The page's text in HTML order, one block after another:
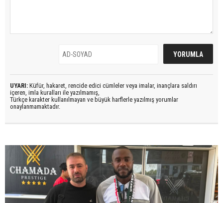
UYARI: Küfür, hakaret, rencide edici cümleler veya imalar, inançlara saldırı
içeren, imla kuralları ile yazılmamış,
Türkçe karakter kullanılmayan ve büyük harflerle yazılmış yorumlar
onaylanmamaktadır.